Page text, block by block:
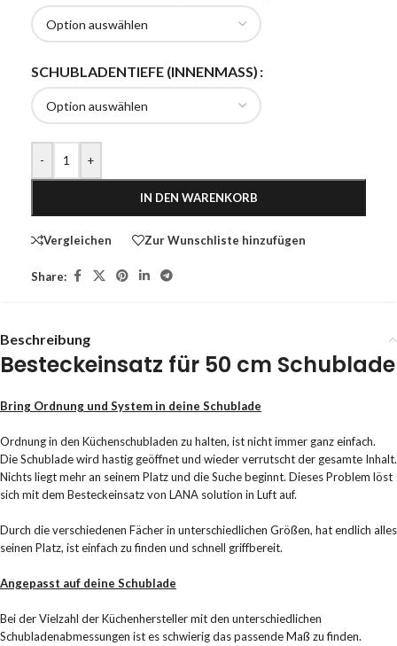
SCHUBLADENTIEFE (INNENMASS)
- +
IN DEN WARENKORB
Vergleichen Zur Wunschliste hinzufügen
Share:
Beschreibung
Besteckeinsatz für 50 cm Schublade
Bring Ordnung und System in deine Schublade
Ordnung in den Küchenschubladen zu halten, ist nicht immer ganz einfach.
Die Schublade wird hastig geöffnet und wieder verrutscht der gesamte Inhalt.
Nichts liegt mehr an seinem Platz und die Suche beginnt. Dieses Problem löst
sich mit dem Besteckeinsatz von LANA solution in Luft auf.
Durch die verschiedenen Fächer in unterschiedlichen Größen, hat endlich alles
seinen Platz, ist einfach zu finden und schnell griffbereit.
Angepasst auf deine Schublade
Bei der Vielzahl der Küchenhersteller mit den unterschiedlichen
Schubladenabmessungen ist es schwierig das passende Maß zu finden.